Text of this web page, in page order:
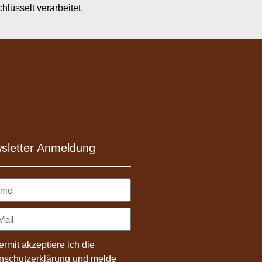
verarbeitet.
Anmeldung
akzeptiere ich die
und melde